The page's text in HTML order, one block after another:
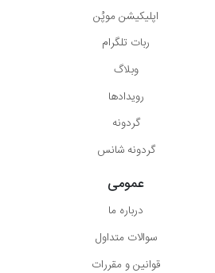
اپلیکیشن موپُن
ربات تلگرام
وبلاگ
رویدادها
گردونه
گردونه شانس
عمومی
درباره ما
سوالات متداول
قوانین و مقررات